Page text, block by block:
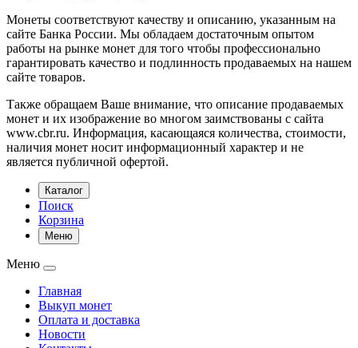
Монеты соответствуют качеству и описанию, указанным на
сайте Банка России. Мы обладаем достаточным опытом
работы на рынке монет для того чтобы профессионально
гарантировать качество и подлинность продаваемых на нашем
сайте товаров.
Также обращаем Ваше внимание, что описание продаваемых
монет и их изображение во многом заимствованы с сайта
www.cbr.ru. Информация, касающаяся количества, стоимости,
наличия монет носит информационный характер и не
является публичной офертой.
Каталог
Поиск
Корзина
Меню
Меню
Главная
Выкуп монет
Оплата и доставка
Новости